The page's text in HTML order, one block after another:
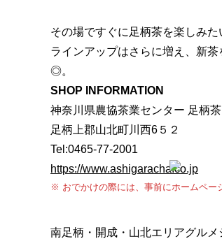
その場ですぐに足柄茶を楽しみ
ラインアップはさらに増え、新
◎。
SHOP INFORMATION
神奈川県農協茶業センター 足柄
足柄上郡山北町川西6５２
Tel:0465-77-2001
https://www.ashigaracha.co.jp
※ おでかけの際には、事前にホームペー
南足柄・開成・山北エリアグルメ